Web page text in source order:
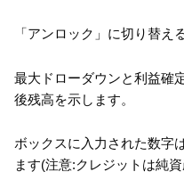
「アンロック」に切り替え
最大ドローダウンと利益確
後残高を示します。
ボックスに入力された数字
ます(注意:クレジットは純